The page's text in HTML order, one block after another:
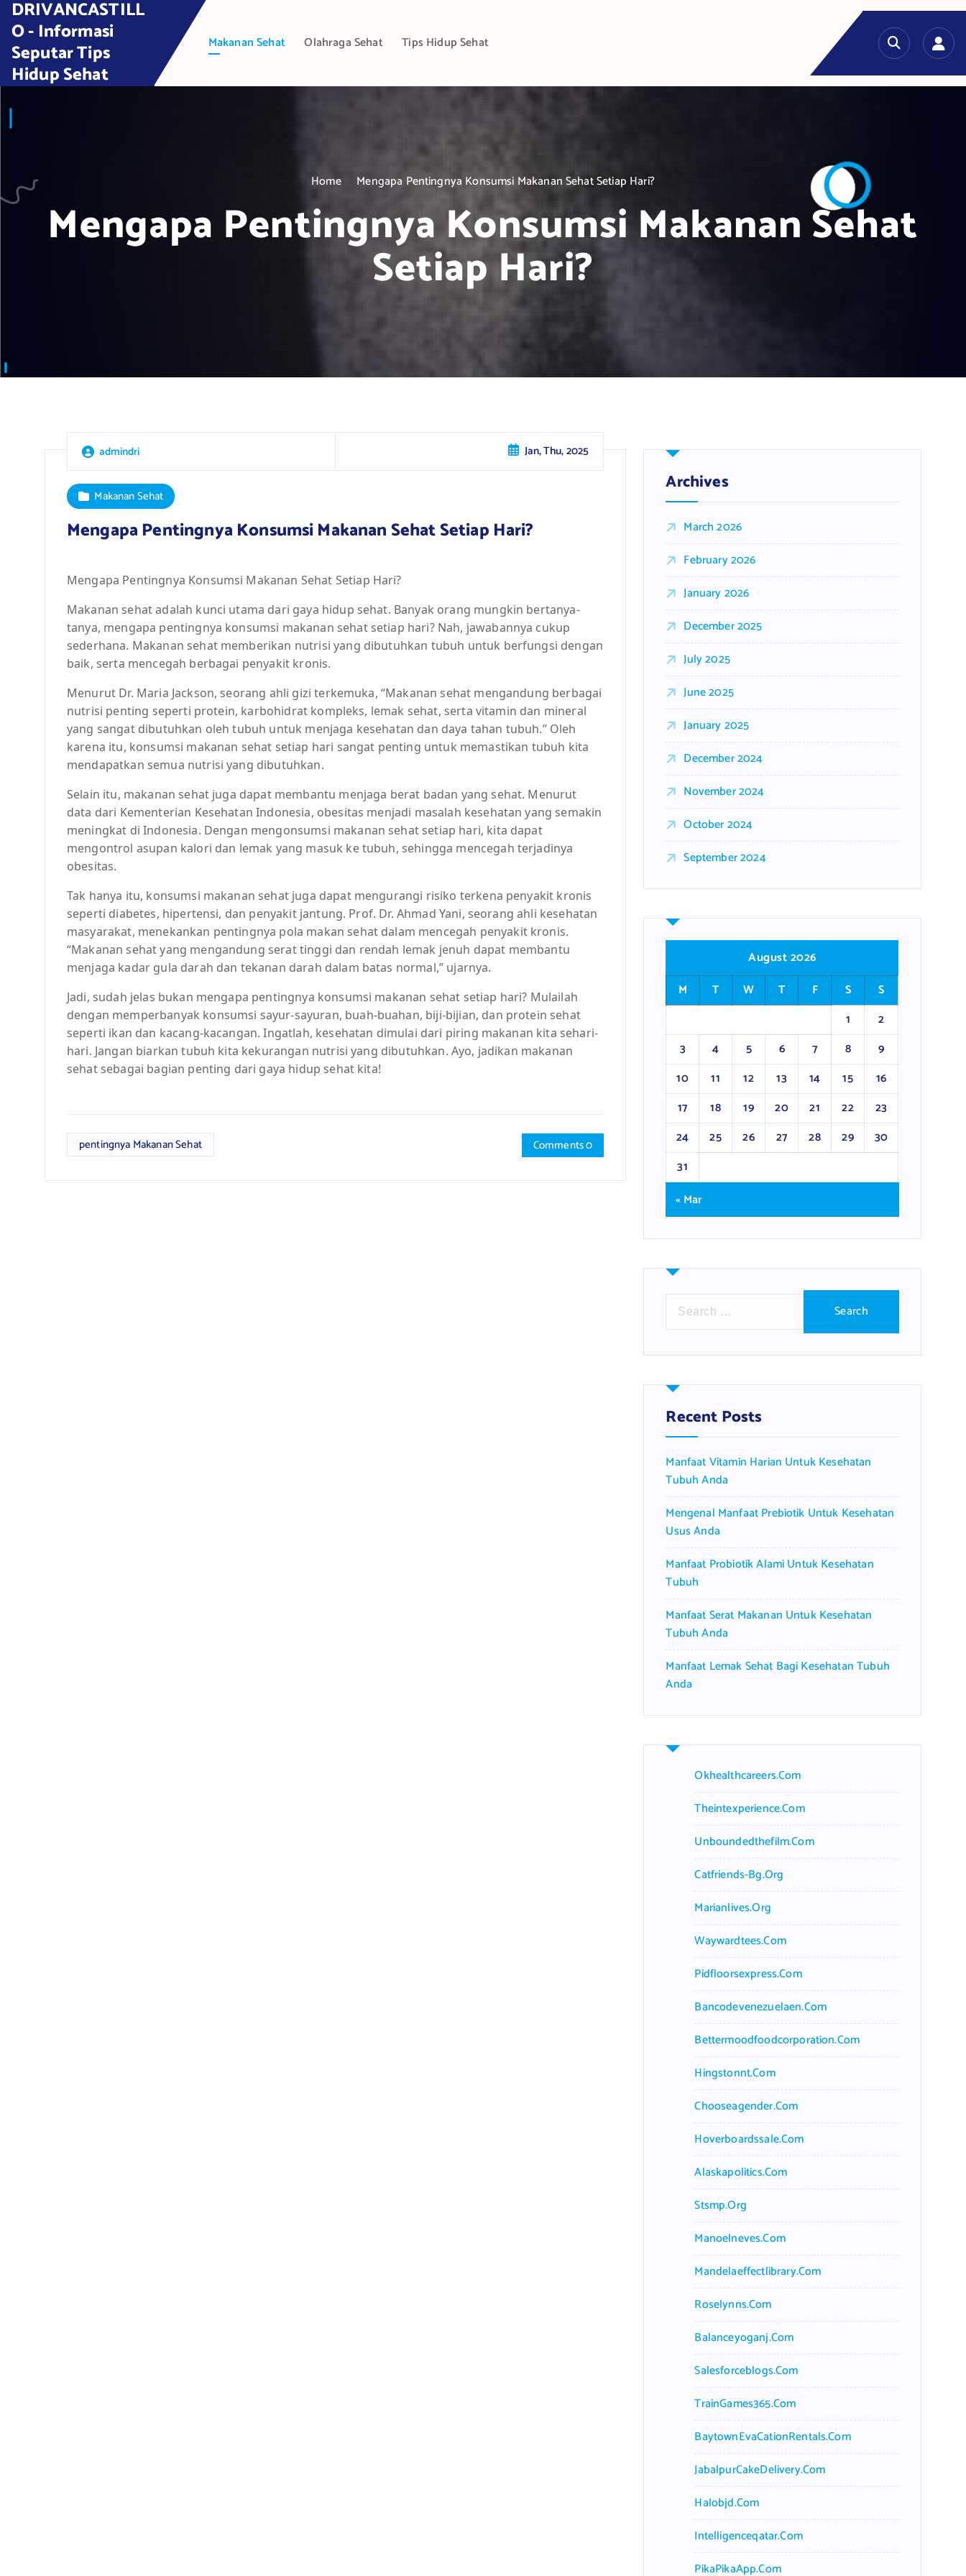
n
DRIVANCASTILL
O - Informasi
Seputar Tips
Hidup Sehat
Makanan Sehat Olahraga Sehat Tips Hidup Sehat
Home Mengapa Pentingnya Konsumsi Makanan Sehat Setiap Hari?
Mengapa Pentingnya Konsumsi Makanan Sehat
Setiap Hari?
admindri Jan, Thu, 2025
Makanan Sehat
Mengapa Pentingnya Konsumsi Makanan Sehat Setiap Hari?
Mengapa Pentingnya Konsumsi Makanan Sehat Setiap Hari?
Makanan sehat adalah kunci utama dari gaya hidup sehat. Banyak orang mungkin bertanya-
tanya, mengapa pentingnya konsumsi makanan sehat setiap hari? Nah, jawabannya cukup
sederhana. Makanan sehat memberikan nutrisi yang dibutuhkan tubuh untuk berfungsi dengan
baik, serta mencegah berbagai penyakit kronis.
Menurut Dr. Maria Jackson, seorang ahli gizi terkemuka, “Makanan sehat mengandung berbagai
nutrisi penting seperti protein, karbohidrat kompleks, lemak sehat, serta vitamin dan mineral
yang sangat dibutuhkan oleh tubuh untuk menjaga kesehatan dan daya tahan tubuh.” Oleh
karena itu, konsumsi makanan sehat setiap hari sangat penting untuk memastikan tubuh kita
mendapatkan semua nutrisi yang dibutuhkan.
Selain itu, makanan sehat juga dapat membantu menjaga berat badan yang sehat. Menurut
data dari Kementerian Kesehatan Indonesia, obesitas menjadi masalah kesehatan yang semakin
meningkat di Indonesia. Dengan mengonsumsi makanan sehat setiap hari, kita dapat
mengontrol asupan kalori dan lemak yang masuk ke tubuh, sehingga mencegah terjadinya
obesitas.
Tak hanya itu, konsumsi makanan sehat juga dapat mengurangi risiko terkena penyakit kronis
seperti diabetes, hipertensi, dan penyakit jantung. Prof. Dr. Ahmad Yani, seorang ahli kesehatan
masyarakat, menekankan pentingnya pola makan sehat dalam mencegah penyakit kronis.
“Makanan sehat yang mengandung serat tinggi dan rendah lemak jenuh dapat membantu
menjaga kadar gula darah dan tekanan darah dalam batas normal,” ujarnya.
Jadi, sudah jelas bukan mengapa pentingnya konsumsi makanan sehat setiap hari? Mulailah
dengan memperbanyak konsumsi sayur-sayuran, buah-buahan, biji-bijian, dan protein sehat
seperti ikan dan kacang-kacangan. Ingatlah, kesehatan dimulai dari piring makanan kita sehari-
hari. Jangan biarkan tubuh kita kekurangan nutrisi yang dibutuhkan. Ayo, jadikan makanan
sehat sebagai bagian penting dari gaya hidup sehat kita!
pentingnya Makanan Sehat Comments 0
Archives
March 2026
February 2026
January 2026
December 2025
July 2025
June 2025
January 2025
December 2024
November 2024
October 2024
September 2024
August 2026
M
T W T F S
S
1
2
3
4 5 6 7 8
9
10
11 12 13 14 15
16
17
18 19 20 21 22
23
24
25 26 27 28 29
30
31
« Mar
r
h
f
o
:
Recent Posts
Manfaat Vitamin Harian Untuk Kesehatan
Tubuh Anda
Mengenal Manfaat Prebiotik Untuk Kesehatan
Usus Anda
Manfaat Probiotik Alami Untuk Kesehatan
Tubuh
Manfaat Serat Makanan Untuk Kesehatan
Tubuh Anda
Manfaat Lemak Sehat Bagi Kesehatan Tubuh
Anda
Okhealthcareers.com
Theintexperience.com
Unboundedthefilm.com
Catfriends-Bg.org
Marianlives.org
Waywardtees.com
Pidfloorsexpress.com
Bancodevenezuelaen.com
Bettermoodfoodcorporation.com
Hingstonnt.com
Chooseagender.com
Hoverboardssale.com
Alaskapolitics.com
Stsmp.org
Manoelneves.com
Mandelaeffectlibrary.com
Roselynns.com
Balanceyoganj.com
Salesforceblogs.com
TrainGames365.com
BaytownEvaCationRentals.com
JabalpurCakeDelivery.com
Halobjd.com
Intelligenceqatar.com
PikaPikaApp.com